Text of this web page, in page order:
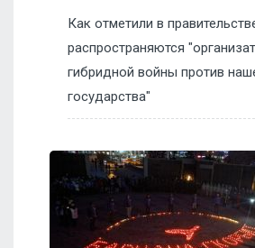
Как отметили в
распространяются
гибридной войны против
государства"